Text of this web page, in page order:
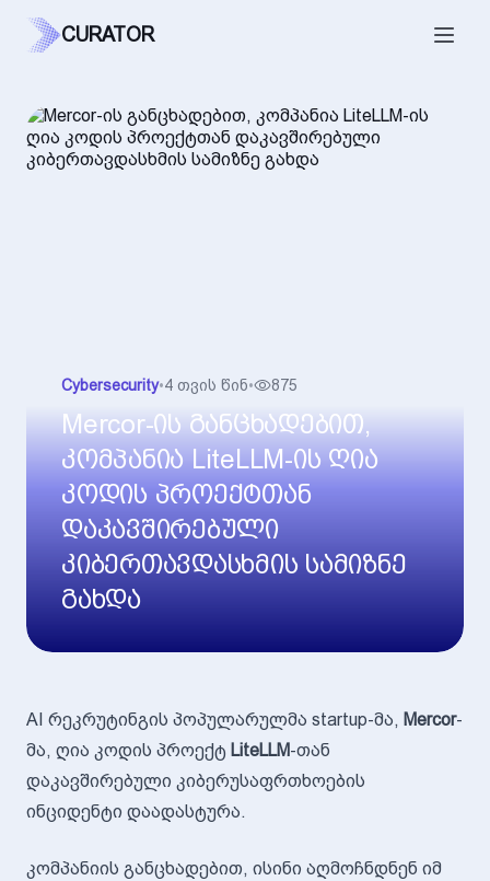
CURATOR
Cybersecurity•4 თვის წინ• 875
Mercor-ის განცხადებით,
კომპანია LiteLLM-ის ღია
კოდის პროექტთან
დაკავშირებული
კიბერთავდასხმის სამიზნე
გახდა
AI რეკრუტინგის პოპულარულმა startup-მა, Mercor-
მა, ღია კოდის პროექტ LiteLLM-თან
დაკავშირებული კიბერუსაფრთხოების
ინციდენტი დაადასტურა.
კომპანიის განცხადებით, ისინი აღმოჩნდნენ იმ